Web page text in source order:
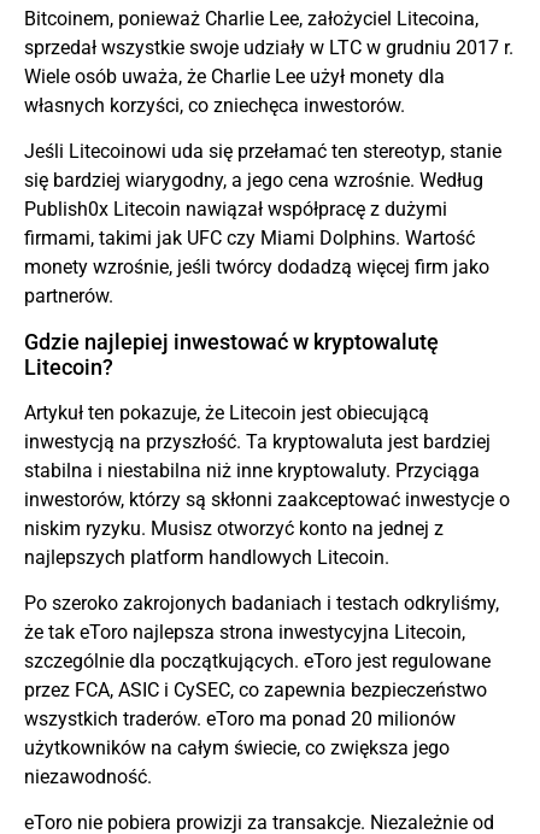
Bitcoinem, ponieważ Charlie Lee, założyciel Litecoina,
sprzedał wszystkie swoje udziały w LTC w grudniu 2017 r.
Wiele osób uważa, że Charlie Lee użył monety dla
własnych korzyści, co zniechęca inwestorów.
Jeśli Litecoinowi uda się przełamać ten stereotyp, stanie
się bardziej wiarygodny, a jego cena wzrośnie. Według
Publish0x Litecoin nawiązał współpracę z dużymi
firmami, takimi jak UFC czy Miami Dolphins. Wartość
monety wzrośnie, jeśli twórcy dodadzą więcej firm jako
partnerów.
Gdzie najlepiej inwestować w kryptowalutę
Litecoin?
Artykuł ten pokazuje, że Litecoin jest obiecującą
inwestycją na przyszłość. Ta kryptowaluta jest bardziej
stabilna i niestabilna niż inne kryptowaluty. Przyciąga
inwestorów, którzy są skłonni zaakceptować inwestycje o
niskim ryzyku. Musisz otworzyć konto na jednej z
najlepszych platform handlowych Litecoin.
Po szeroko zakrojonych badaniach i testach odkryliśmy,
że tak eToro najlepsza strona inwestycyjna Litecoin,
szczególnie dla początkujących. eToro jest regulowane
przez FCA, ASIC i CySEC, co zapewnia bezpieczeństwo
wszystkich traderów. eToro ma ponad 20 milionów
użytkowników na całym świecie, co zwiększa jego
niezawodność.
eToro nie pobiera prowizji za transakcje. Niezależnie od